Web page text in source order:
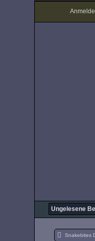
Ungelesene
Snakebites